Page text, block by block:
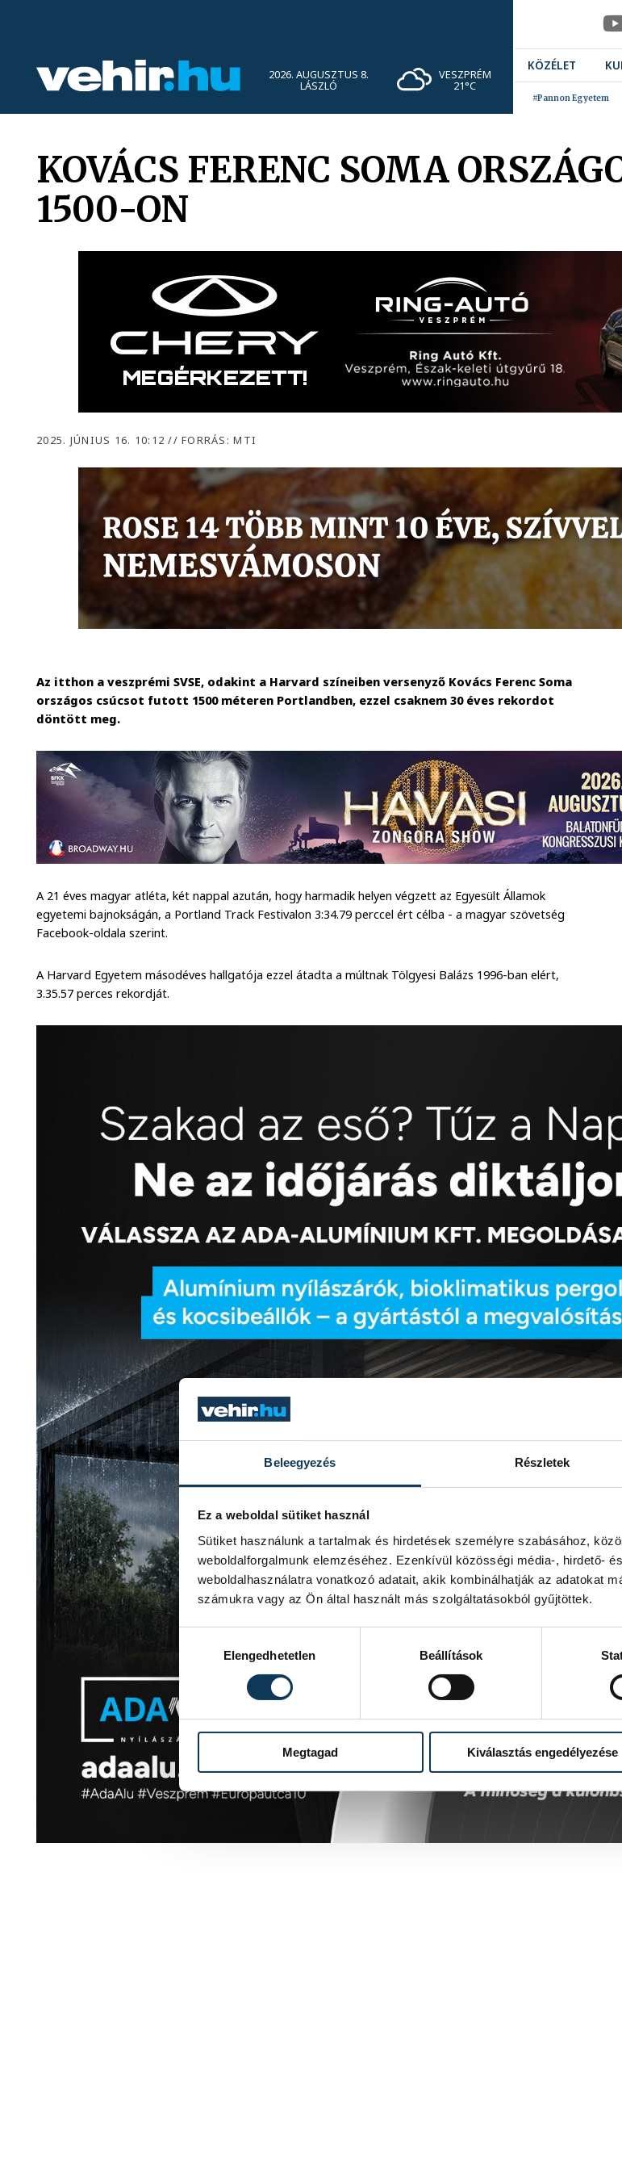
Beleegyezés Részletek
Ez a weboldal sütiket használ
Sütiket használunk a tartalmak és hirdetések személyre szabásához,
weboldalforgalmunk elemzéséhez. Ezenkívül közösségi média-, hirdető-
weboldalhasználatra vonatkozó adatait, akik kombinálhatják az adatokat
számukra vagy az Ön által használt más szolgáltatásokból gyűjtöttek.
Elengedhetetlen
Beállítások
Megtagad Kiválasztás engedélyezése
2026. AUGUSZTUS 8.
LÁSZLÓ
VESZPRÉM
21°C
KÖZÉLET
#Pannon Egyetem
KOVÁCS FERENC SOMA
1500-ON
2025. JÚNIUS 16. 10:12// FORRÁS: MTI
Az itthon a veszprémi SVSE, odakint a Harvard színeiben versenyző Kovács Ferenc Soma
országos csúcsot futott 1500 méteren Portlandben, ezzel csaknem 30 éves rekordot
döntött meg.
A 21 éves magyar atléta, két nappal azután, hogy harmadik helyen végzett az Egyesült Államok
egyetemi bajnokságán, a Portland Track Festivalon 3:34.79 perccel ért célba - a magyar szövetség
Facebook-oldala szerint.
A Harvard Egyetem másodéves hallgatója ezzel átadta a múltnak Tölgyesi Balázs 1996-ban elért,
3.35.57 perces rekordját.